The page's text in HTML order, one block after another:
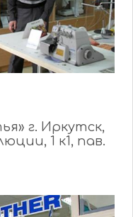
г. Иркутск,
1 к1, пав.